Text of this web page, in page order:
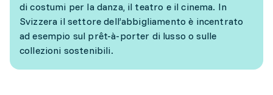
di costumi per la danza, il teatro e il cinema. In
Svizzera il settore dell’abbigliamento è incentrato
ad esempio sul prêt-à-porter di lusso o sulle
collezioni sostenibili.